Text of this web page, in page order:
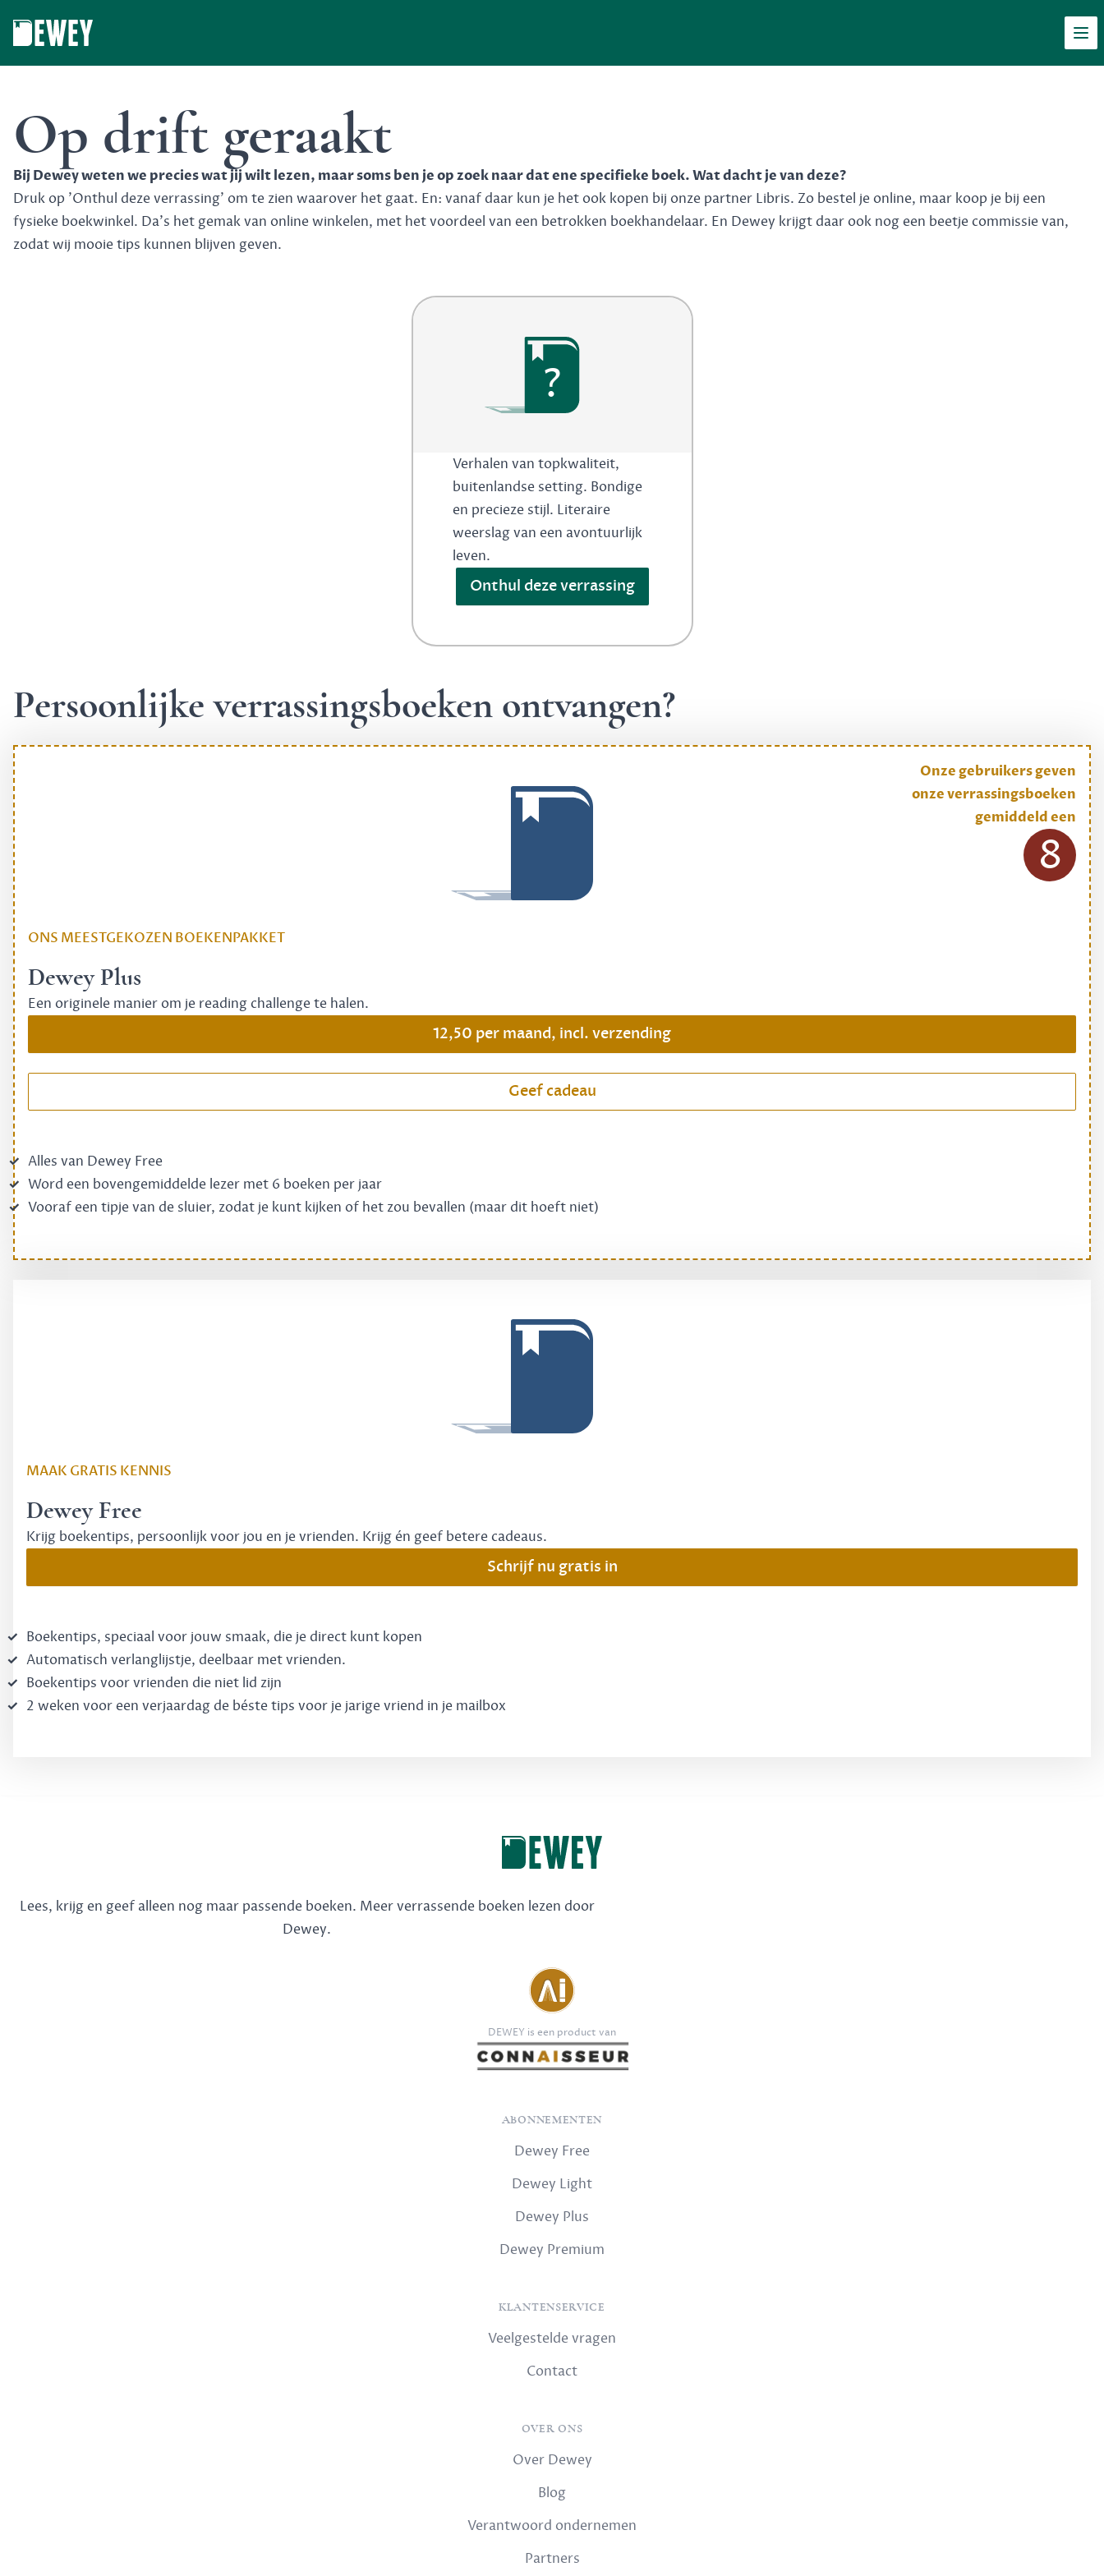
Op drift geraakt
Bij Dewey weten we precies wat jij wilt lezen, maar soms ben je op zoek naar dat ene specifieke boek. Wat dacht je van deze?
Druk op 'Onthul deze verrassing' om te zien waarover het gaat. En: vanaf daar kun je het ook kopen bij onze partner Libris. Zo bestel je online, maar koop je bij een
fysieke boekwinkel. Da's het gemak van online winkelen, met het voordeel van een betrokken boekhandelaar. En Dewey krijgt daar ook nog een beetje commissie van,
zodat wij mooie tips kunnen blijven geven.
?
Verhalen van topkwaliteit,
buitenlandse setting. Bondige
en precieze stijl. Literaire
weerslag van een avontuurlijk
leven.
Onthul deze verrassing
Persoonlijke verrassingsboeken ontvangen?
ONS MEESTGEKOZEN BOEKENPAKKET
Dewey Plus
Een originele manier om je reading challenge te halen.
12,50 per maand, incl. verzending
Geef cadeau
Alles van Dewey Free
Word een bovengemiddelde lezer met 6 boeken per jaar
Vooraf een tipje van de sluier, zodat je kunt kijken of het zou bevallen (maar dit hoeft niet)
Onze gebruikers geven
onze verrassingsboeken
gemiddeld een
8
MAAK GRATIS KENNIS
Dewey Free
Krijg boekentips, persoonlijk voor jou en je vrienden. Krijg én geef betere cadeaus.
Schrijf nu gratis in
Boekentips, speciaal voor jouw smaak, die je direct kunt kopen
Automatisch verlanglijstje, deelbaar met vrienden.
Boekentips voor vrienden die niet lid zijn
2 weken voor een verjaardag de béste tips voor je jarige vriend in je mailbox
Lees, krijg en geef alleen nog maar passende boeken. Meer verrassende boeken lezen door
Dewey.
DEWEY is een product van
ABONNEMENTEN
Dewey Free
Dewey Light
Dewey Plus
Dewey Premium
KLANTENSERVICE
Veelgestelde vragen
Contact
OVER ONS
Over Dewey
Blog
Verantwoord ondernemen
Partners